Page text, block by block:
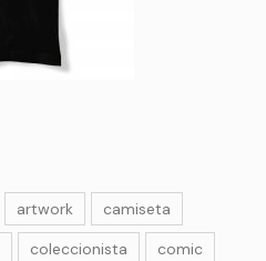
artwork
camiseta
coleccionista
comic